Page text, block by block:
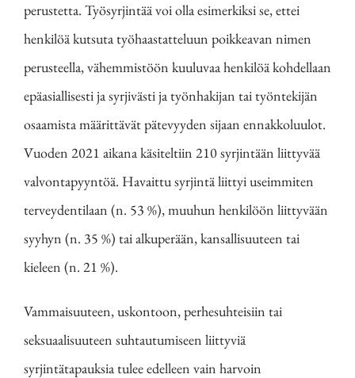
perustetta. Työsyrjintää voi olla esimerkiksi se, ettei
henkilöä kutsuta työhaastatteluun poikkeavan nimen
perusteella, vähemmistöön kuuluvaa henkilöä kohdellaan
epäasiallisesti ja syrjivästi ja työnhakijan tai työntekijän
osaamista määrittävät pätevyyden sijaan ennakkoluulot.
Vuoden 2021 aikana käsiteltiin 210 syrjintään liittyvää
valvontapyyntöä. Havaittu syrjintä liittyi useimmiten
terveydentilaan (n. 53 %), muuhun henkilöön liittyvään
syyhyn (n. 35 %) tai alkuperään, kansallisuuteen tai
kieleen (n. 21 %).
Vammaisuuteen, uskontoon, perhesuhteisiin tai
seksuaalisuuteen suhtautumiseen liittyviä
syrjintätapauksia tulee edelleen vain harvoin